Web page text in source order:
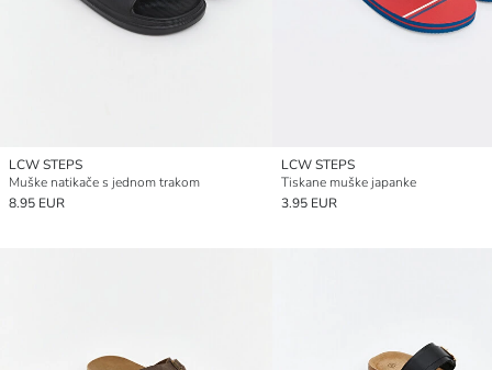
LCW STEPS
Muške natikače s jednom trakom
8.95 EUR
LCW STEPS
Tiskane muške japanke
3.95 EUR